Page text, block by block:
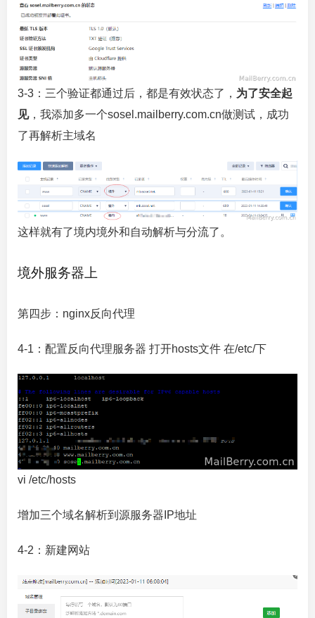
3-3：三个验证都通过后，都是有效状态了， 为了安全起
见，我添加多一个sosel.mailberry.com.cn做测试，成功
了再解析主域名
这样就有了境内境外和自动解析与分流了。
境外服务器上
第四步：nginx反向代理
4-1：配置反向代理服务器 打开hosts文件 在/etc/下
vi /etc/hosts
增加三个域名解析到源服务器IP地址
4-2：新建网站